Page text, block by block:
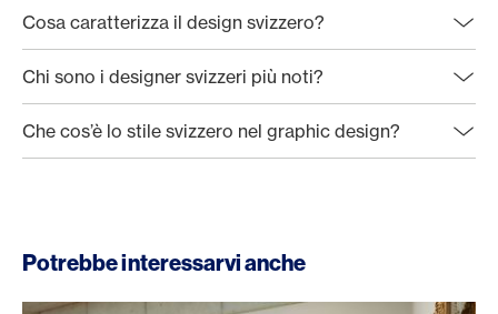
Cosa caratterizza il design svizzero?
Chi sono i designer svizzeri più noti?
Che cos’è lo stile svizzero nel graphic design?
Potrebbe interessarvi anche